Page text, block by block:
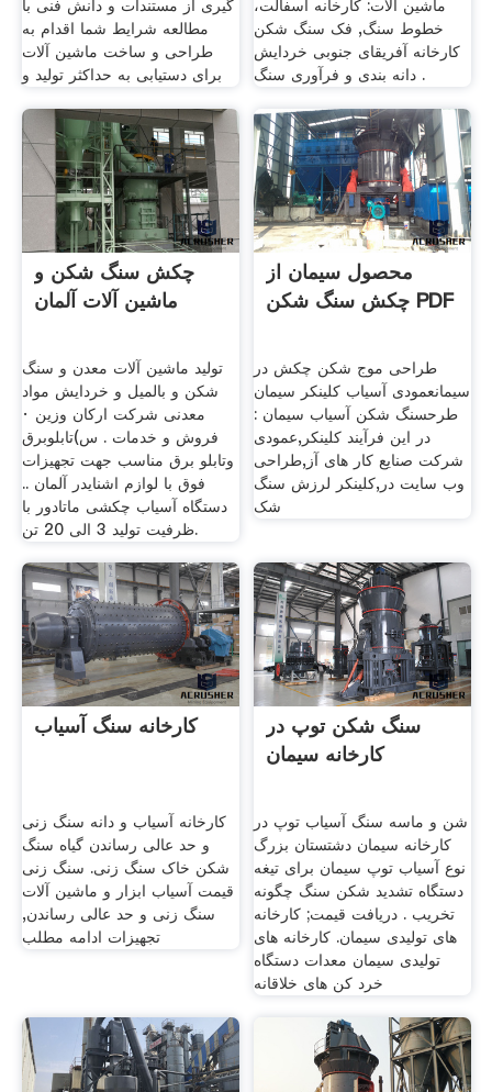
گيری از مستندات و دانش فنی با
مطالعه شرایط شما اقدام به
طراحی و ساخت ماشین آلات
برای دستیابی به حداکثر تولید و
ماشین آلات: کارخانه آسفالت،
خطوط سنگ, فک سنگ شکن
کارخانه آفریقای جنوبی خردایش
دانه بندی و فرآوری سنگ .
چکش سنگ شکن و
ماشین آلات آلمان
تولید ماشین آلات معدن و سنگ
شکن و بالمیل و خردایش مواد
معدنی شرکت ارکان وزین ·
فروش و خدمات . س)تابلوبرق
وتابلو برق مناسب جهت تجهیزات
فوق با لوازم اشنایدر آلمان ..
دستگاه آسیاب چکشی ماتادور با
ظرفیت تولید 3 الی 20 تن.
محصول سیمان از
چکش سنگ شکن PDF
طراحی موج شکن چکش در
سیمانعمودی آسیاب کلینکر سیمان
طرحسنگ شکن آسیاب سیمان :
در این فرآیند کلینکر,عمودی
شرکت صنایع کار های آز,طراحی
وب سایت در,کلینکر لرزش سنگ
شک
کارخانه سنگ آسیاب
کارخانه آسیاب و دانه سنگ زنی
و حد عالی رساندن گیاه سنگ
شکن خاک سنگ زنی. سنگ زنی
قیمت آسیاب ابزار و ماشین آلات
سنگ زنی و حد عالی رساندن,
تجهیزات ادامه مطلب
سنگ شکن توپ در
کارخانه سیمان
شن و ماسه سنگ آسیاب توپ در
کارخانه سیمان دشتستان بزرگ
نوع آسیاب توپ سیمان برای تیغه
دستگاه تشدید شکن سنگ چگونه
تخریب . دریافت قیمت; کارخانه
های تولیدی سیمان. کارخانه های
تولیدی سیمان معدات دستگاه
خرد کن های خلاقانه